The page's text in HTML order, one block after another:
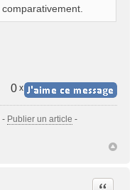
0 x
- Publier un article -
Citer